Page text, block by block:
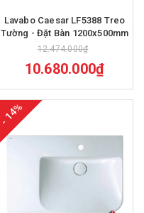
Lavabo Caesar LF5388 Treo
Tường - Đặt Bàn 1200x500mm
12.474.000₫
10.680.000₫
- 14%